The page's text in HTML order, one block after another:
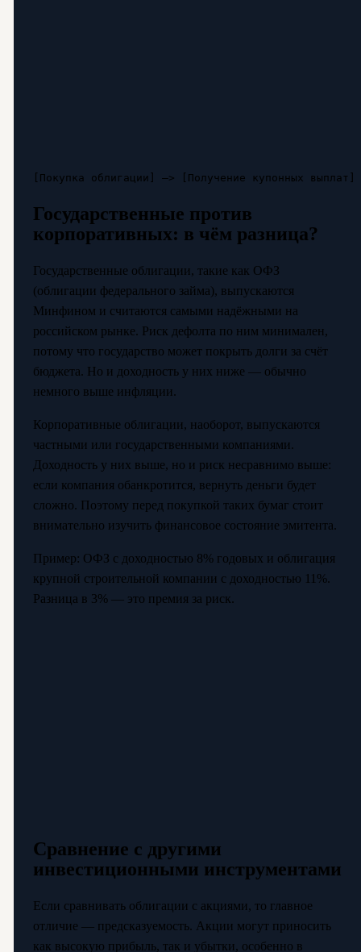
Государственные против
корпоративных: в чём разница?
Государственные облигации, такие как ОФЗ
(облигации федерального займа), выпускаются
Минфином и считаются самыми надёжными на
российском рынке. Риск дефолта по ним минимален,
потому что государство может покрыть долги за счёт
бюджета. Но и доходность у них ниже — обычно
немного выше инфляции.
Корпоративные облигации, наоборот, выпускаются
частными или государственными компаниями.
Доходность у них выше, но и риск несравнимо выше:
если компания обанкротится, вернуть деньги будет
сложно. Поэтому перед покупкой таких бумаг стоит
внимательно изучить финансовое состояние эмитента.
Пример: ОФЗ с доходностью 8% годовых и облигация
крупной строительной компании с доходностью 11%.
Разница в 3% — это премия за риск.
Сравнение с другими
инвестиционными инструментами
Если сравнивать облигации с акциями, то главное
отличие — предсказуемость. Акции могут приносить
как высокую прибыль, так и убытки, особенно в